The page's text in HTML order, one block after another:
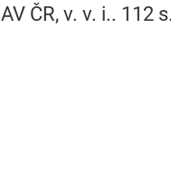
AV ČR, v. v. i.. 112